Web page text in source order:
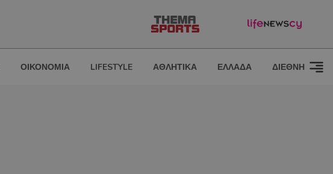
ΟΙΚΟΝΟΜΙΑ LIFESTYLE ΑΘΛΗΤΙΚΑ ΕΛΛΑΔΑ ΔΙΕΘΝΗ